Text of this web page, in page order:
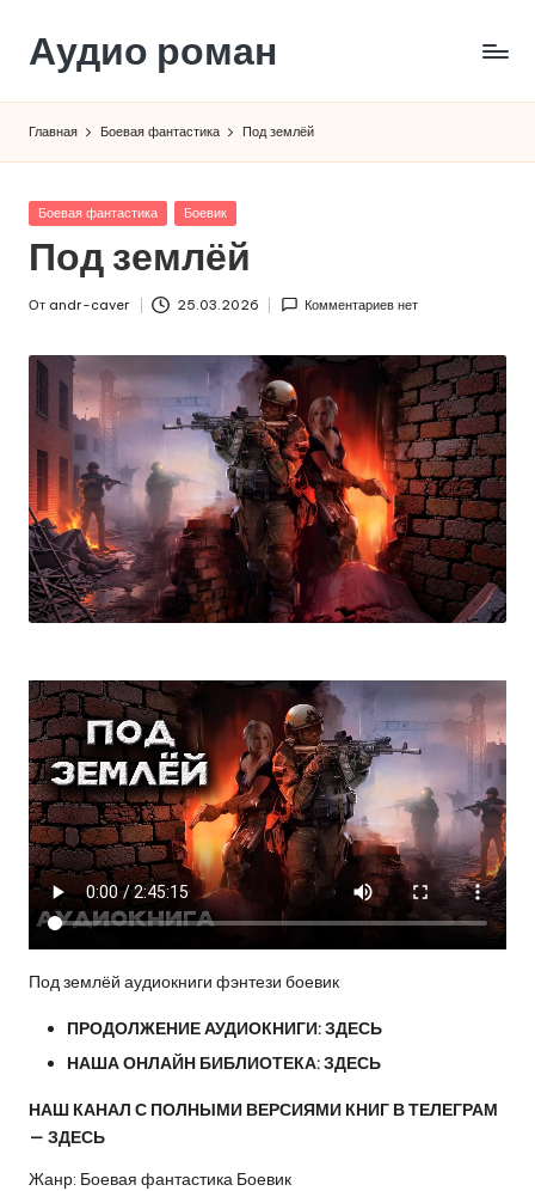
Перейти
содержимому
Аудио роман
Главная Боевая фантастика Под землёй
Опубликовано
Боевая фантастика Боевик
Под землёй
От andr-caver 25.03.2026 Комментариев нет
Под землёй аудиокниги фэнтези боевик
ПРОДОЛЖЕНИЕ АУДИОКНИГИ:ЗДЕСЬ
НАША ОНЛАЙН БИБЛИОТЕКА:ЗДЕСЬ
НАШ КАНАЛ С ПОЛНЫМИ ВЕРСИЯМИ КНИГ В ТЕЛЕГРАМ
— ЗДЕСЬ
Жанр: Боевая фантастика Боевик